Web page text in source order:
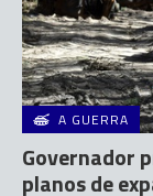
A GUERRA
Governador
planos de